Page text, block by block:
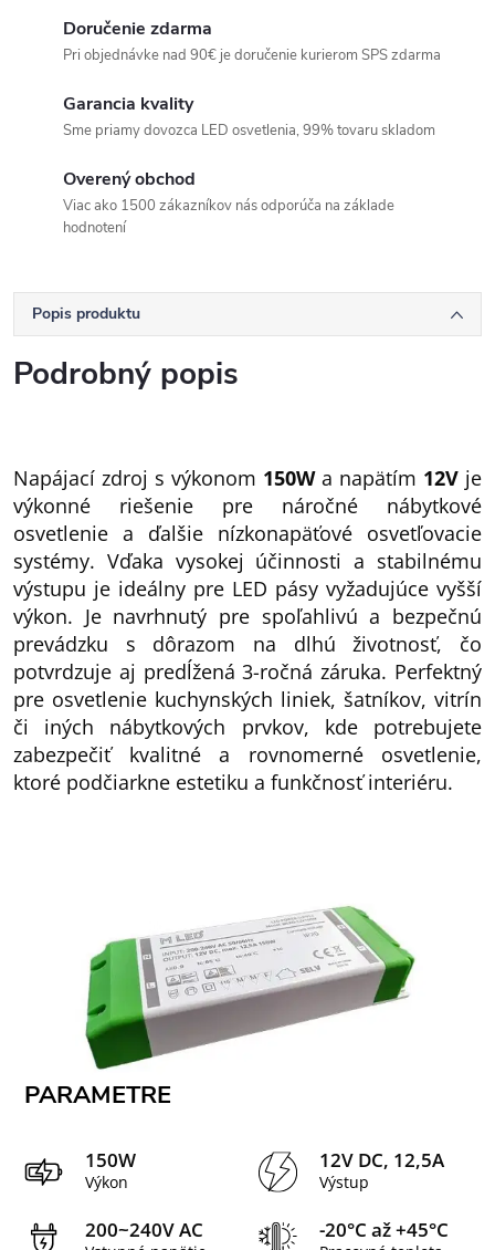
Doručenie zdarma
Pri objednávke nad 90€ je doručenie kurierom SPS zdarma
Garancia kvality
Sme priamy dovozca LED osvetlenia, 99% tovaru skladom
Overený obchod
Viac ako 1500 zákazníkov nás odporúča na základe
hodnotení
Popis produktu
Podrobný popis
Napájací zdroj s výkonom 150Wa napätím 12V je
výkonné riešenie pre náročné nábytkové
osvetlenie a ďalšie nízkonapäťové osvetľovacie
systémy. Vďaka vysokej účinnosti a stabilnému
výstupu je ideálny pre LED pásy vyžadujúce vyšší
výkon. Je navrhnutý pre spoľahlivú a bezpečnú
prevádzku s dôrazom na dlhú životnosť, čo
potvrdzuje aj predĺžená 3-ročná záruka. Perfektný
pre osvetlenie kuchynských liniek, šatníkov, vitrín
či iných nábytkových prvkov, kde potrebujete
zabezpečiť kvalitné a rovnomerné osvetlenie,
ktoré podčiarkne estetiku a funkčnosť interiéru.
PARAMETRE
150W
Výkon
12V DC, 12,5A
Výstup
200~240V AC -20°C až +45°C